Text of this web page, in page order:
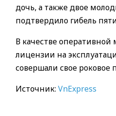
дочь, а также двое
подтвердило гибель
В качестве
лицензии на
совершали свое роковое
Источник: VnExpress